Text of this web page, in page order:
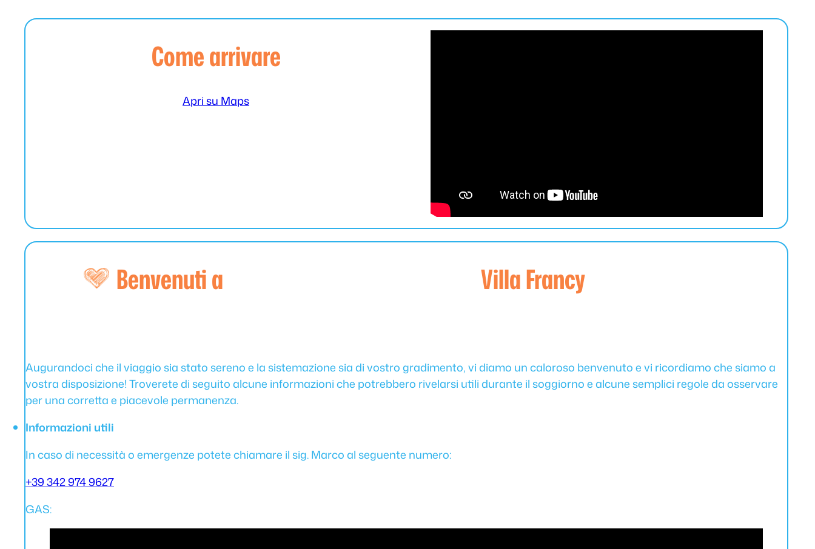
Come arrivare
Apri su Maps
Benvenuti a Villa Francy
Augurandoci che il viaggio sia stato sereno e la sistemazione sia di vostro gradimento, vi diamo un caloroso benvenuto e vi ricordiamo che siamo a
vostra disposizione! Troverete di seguito alcune informazioni che potrebbero rivelarsi utili durante il soggiorno e alcune semplici regole da osservare
per una corretta e piacevole permanenza.
Informazioni utili
In caso di necessità o emergenze potete chiamare il sig. Marco al seguente numero:
+39 342 974 9627
GAS: